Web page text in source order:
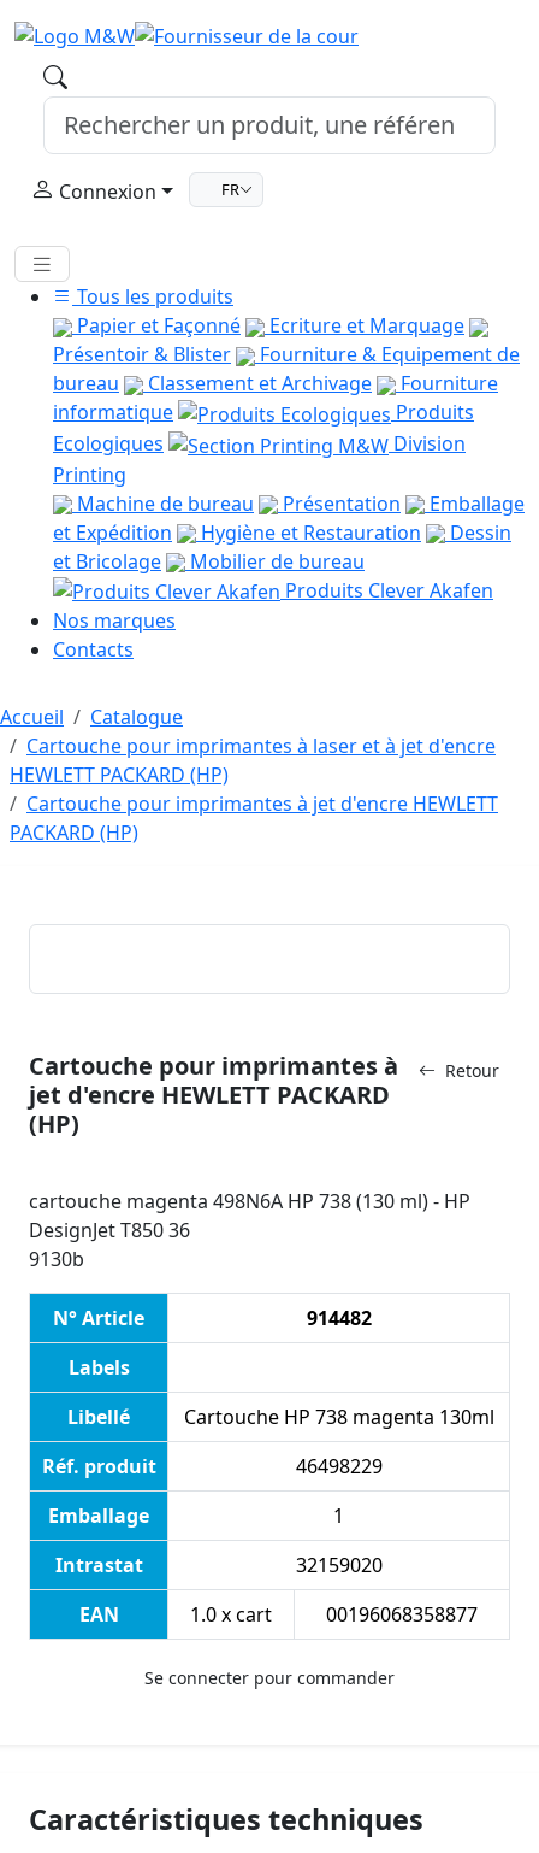
Connexion FR
Tous les produits
Papier et Façonné
Ecriture et Marquage
Présentoir & Blister
Fourniture & Equipement de
bureau
Classement et Archivage
Fourniture
informatique
Produits
Ecologiques
Division
Printing
Machine de bureau
Présentation
Emballage
et Expédition
Hygiène et Restauration
Dessin
et Bricolage
Mobilier de bureau
Produits Clever Akafen
Nos marques
Contacts
Accueil
Catalogue
Cartouche pour imprimantes à laser et à jet d'encre
HEWLETT PACKARD (HP)
Cartouche pour imprimantes à jet d'encre HEWLETT
PACKARD (HP)
Retour
Cartouche pour imprimantes à
jet d'encre HEWLETT PACKARD
(HP)
cartouche magenta 498N6A HP 738 (130 ml) - HP
DesignJet T850 36
9130b
N° Article
914482
Labels
Libellé
Cartouche HP 738 magenta 130ml
Réf. produit
46498229
Emballage
1
Intrastat
32159020
EAN
1.0 x cart 00196068358877
Se connecter pour commander
Caractéristiques techniques